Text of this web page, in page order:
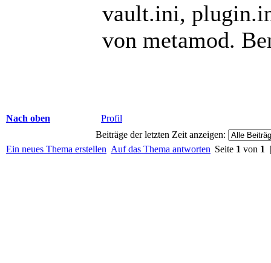
vault.ini,
von metamod.
Nach oben
Profil
Beiträge der letzten Zeit anzeigen:
Ein neues Thema erstellen Auf das Thema antworten Seite 1 von 1